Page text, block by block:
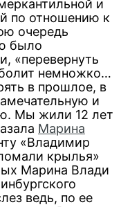
и
по отношению к
очередь
было
«перевернуть
немножко…
в прошлое, в
и
Мы жили 12 лет
Марина
«Владимир
крылья»
Марина Влади
ведь, по ее